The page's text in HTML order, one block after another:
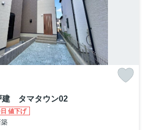
タマタウン02
値下げ